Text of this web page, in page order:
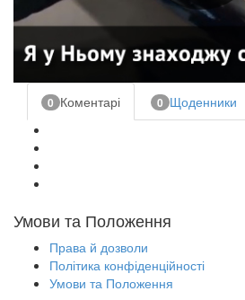
0 Коментарі 0 Щоденники
Умови та Положення
Права й дозволи
Політика конфіденційності
Умови та Положення